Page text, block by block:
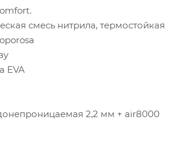
смесь нитрила, термостойкая
EVA
2,2 мм + air8000